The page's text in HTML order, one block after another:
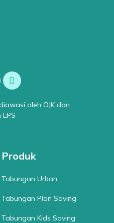
oleh OJK dan
Produk
Tabungan Urban
Tabungan Plan Saving
Tabungan Kids Saving